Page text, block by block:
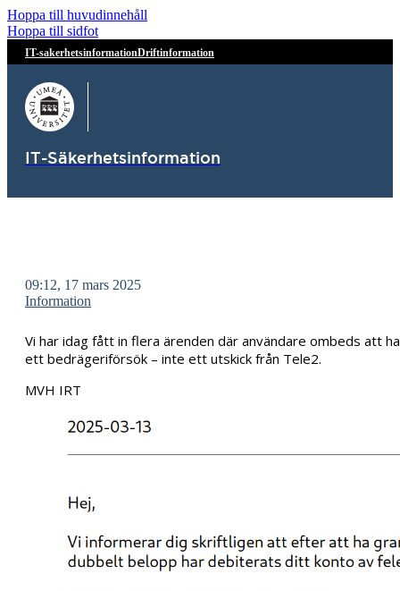
Hoppa till huvudinnehåll
Hoppa till sidfot
IT-sakerhetsinformationDriftinformation
IT-Säkerhetsinformation
09:12, 17 mars 2025
Information
Vi har idag fått in flera ärenden där användare ombeds att
ett bedrägeriförsök – inte ett utskick från Tele2.
MVH IRT